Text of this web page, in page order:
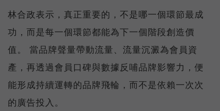
林合政表示，真正重要的，不是哪一個環節最成
功，而是每一個環節都能為下一個階段創造價
值。 當品牌聲量帶動流量、流量沉澱為會員資
產，再透過會員口碑與數據反哺品牌影響力，便
能形成持續運轉的品牌飛輪，而不是依賴一次次
的廣告投入。